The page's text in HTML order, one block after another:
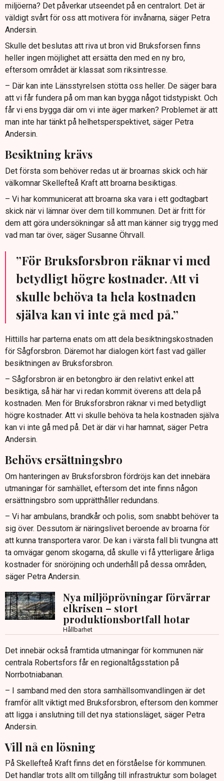
miljöerna? Det påverkar utseendet på en centralort. Det är
väldigt svårt för oss att motivera för invånarna, säger Petra
Andersin.
Skulle det beslutas att riva ut bron vid Bruksforsen finns
heller ingen möjlighet att ersätta den med en ny bro,
eftersom området är klassat som riksintresse.
– Där kan inte Länsstyrelsen stötta oss heller. De säger bara
att vi får fundera på om man kan bygga något tidstypiskt. Och
får vi ens bygga där om vi inte äger marken? Problemet är att
man inte har tänkt på helhetsperspektivet, säger Petra
Andersin.
Besiktning krävs
Det första som behöver redas ut är broarnas skick och här
välkomnar Skellefteå Kraft att broarna besiktigas.
– Vi har kommunicerat att broarna ska vara i ett godtagbart
skick när vi lämnar över dem till kommunen. Det är fritt för
dem att göra undersökningar så att man känner sig trygg med
vad man tar över, säger Susanne Öhrvall.
”För Bruksforsbron räknar vi med
betydligt högre kostnader. Att vi
skulle behöva ta hela kostnaden
själva kan vi inte gå med på.”
Hittills har parterna enats om att dela besiktningskostnaden
för Sågforsbron. Däremot har dialogen kört fast vad gäller
besiktningen av Bruksforsbron.
– Sågforsbron är en betongbro är den relativt enkel att
besiktiga, så här har vi redan kommit överens att dela på
kostnaden. Men för Bruksforsbron räknar vi med betydligt
högre kostnader. Att vi skulle behöva ta hela kostnaden själva
kan vi inte gå med på. Det är där vi har hamnat, säger Petra
Andersin.
Behövs ersättningsbro
Om hanteringen av Bruksforsbron fördröjs kan det innebära
utmaningar för samhället, eftersom det inte finns någon
ersättningsbro som upprätthåller redundans.
– Vi har ambulans, brandkår och polis, som snabbt behöver ta
sig över. Dessutom är näringslivet beroende av broarna för
att kunna transportera varor. De kan i värsta fall bli tvungna att
ta omvägar genom skogarna, då skulle vi få ytterligare årliga
kostnader för snöröjning och underhåll på dessa områden,
säger Petra Andersin.
Nya miljöprövningar förvärrar
elkrisen – stort
produktionsbortfall hotar
Hållbarhet
Det innebär också framtida utmaningar för kommunen när
centrala Robertsfors får en regionaltågsstation på
Norrbotniabanan.
– I samband med den stora samhällsomvandlingen är det
framför allt viktigt med Bruksforsbron, eftersom den kommer
att ligga i anslutning till det nya stationsläget, säger Petra
Andersin.
Vill nå en lösning
På Skellefteå Kraft finns det en förståelse för kommunen.
Det handlar trots allt om tillgång till infrastruktur som bolaget